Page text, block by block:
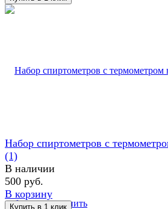
избранное сравнить
Набор спиртометров с
(1)
В наличии
500 руб.
В корзину